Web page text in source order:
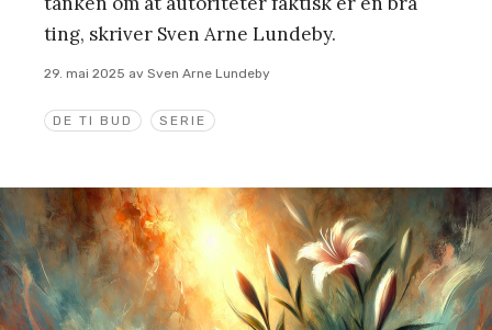
DE TI BUD SERIE
ting, skriver Sven Arne Lundeby.
29. mai 2025 av Sven Arne Lundeby